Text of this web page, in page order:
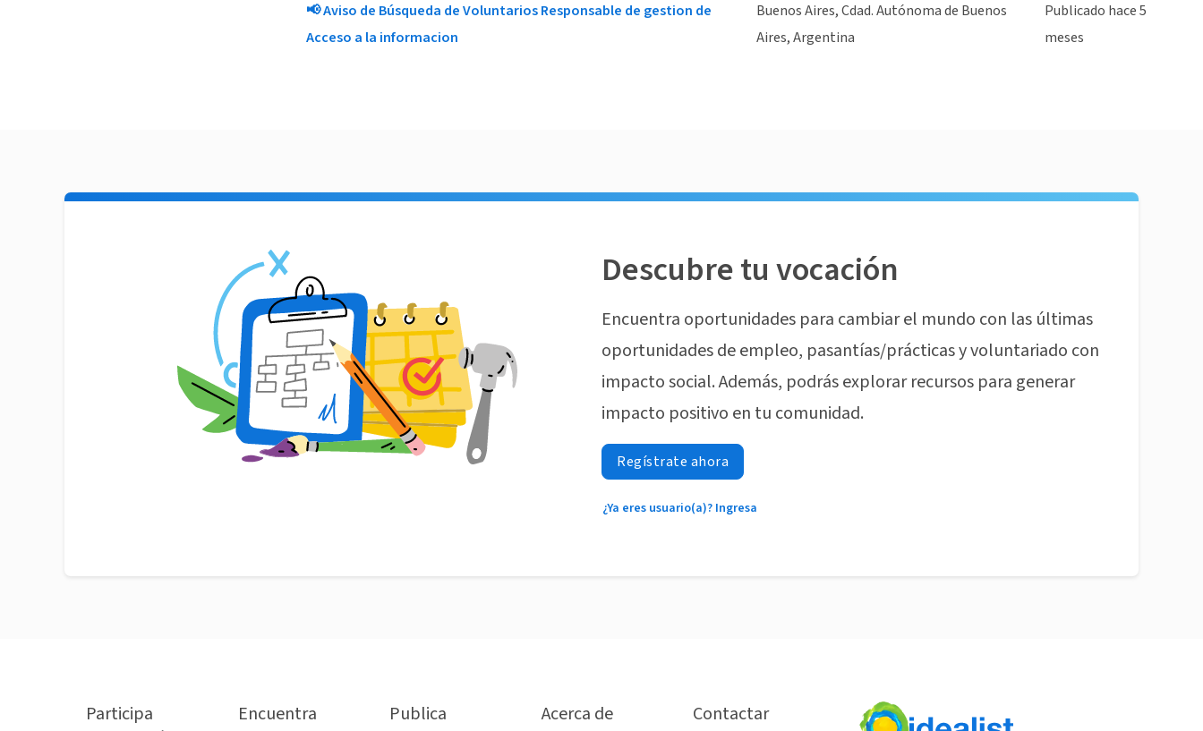
📢 Aviso de Búsqueda de Voluntarios Responsable de gestion de
Acceso a la informacion
Buenos Aires, Cdad. Autónoma de Buenos
Aires, Argentina
Publicado hace 5
meses
Descubre tu vocación
Encuentra oportunidades para cambiar el mundo con las últimas
oportunidades de empleo, pasantías/prácticas y voluntariado con
impacto social. Además, podrás explorar recursos para generar
impacto positivo en tu comunidad.
Regístrate ahora
¿Ya eres usuario(a)? Ingresa
Participa
Encuentra
Publica Acerca de Contactar